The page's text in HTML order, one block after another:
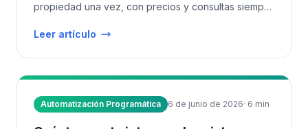
propiedad una vez, con precios y consultas siempre
Leer artículo
Automatización Programática 6 de junio de 2026· 6 min